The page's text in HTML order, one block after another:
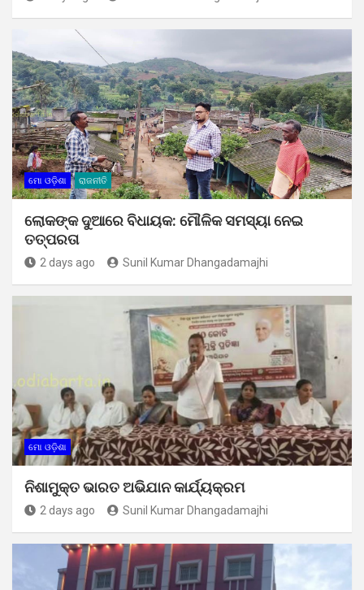
ମୋ ଓଡ଼ିଶା ରାଜନୀତି
ଲୋକଙ୍କ ଦୁଆରେ ବିଧାୟକ: ମୌଳିକ ସମସ୍ୟା ନେଇ
ତତ୍ପରତା
2 days ago Sunil Kumar Dhangadamajhi
ମୋ ଓଡ଼ିଶା
ନିଶାମୁକ୍ତ ଭାରତ ଅଭିଯାନ କାର୍ଯ୍ୟକ୍ରମ
2 days ago Sunil Kumar Dhangadamajhi